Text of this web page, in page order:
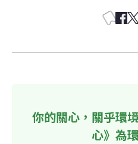
你的關心，關乎環
心》為